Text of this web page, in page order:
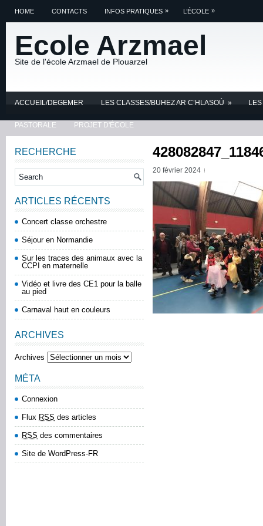
HOME CONTACTS INFOS PRATIQUES » L’ÉCOLE »
Ecole Arzmael
Site de l'école Arzmael de Plouarzel
ACCUEIL/DEGEMER LES CLASSES/BUHEZ AR C’HLASOÙ »
PASTORALE PROJET D'ÉCOLE
20 février 2024
RECHERCHE
ARTICLES RÉCENTS
Concert classe orchestre
Séjour en Normandie
Sur les traces des animaux avec la
CCPI en maternelle
Vidéo et livre des CE1 pour la balle
au pied
Carnaval haut en couleurs
ARCHIVES
Archives
MÉTA
Connexion
Flux RSS des articles
RSS des commentaires
Site de WordPress-FR